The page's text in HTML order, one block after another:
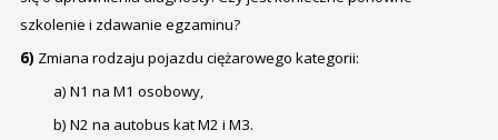
szkolenie i zdawanie egzaminu?
6) Zmiana rodzaju pojazdu ciężarowego kategorii:
a) N1 na M1 osobowy,
b) N2 na autobus kat M2 i M3.